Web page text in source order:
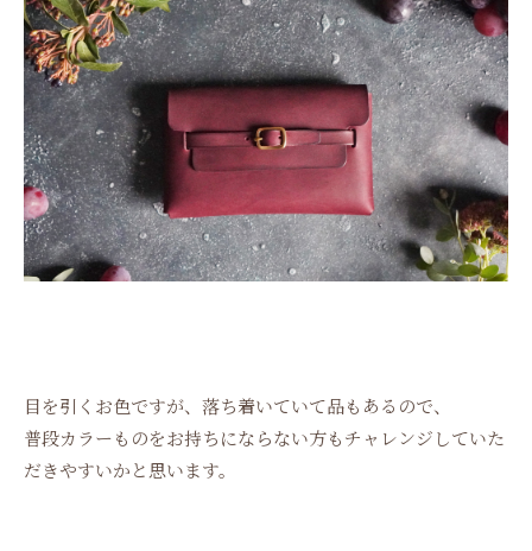
目を引くお色ですが、落ち着いていて品もあるので、
普段カラーものをお持ちにならない方もチャレンジしていた
だきやすいかと思います。